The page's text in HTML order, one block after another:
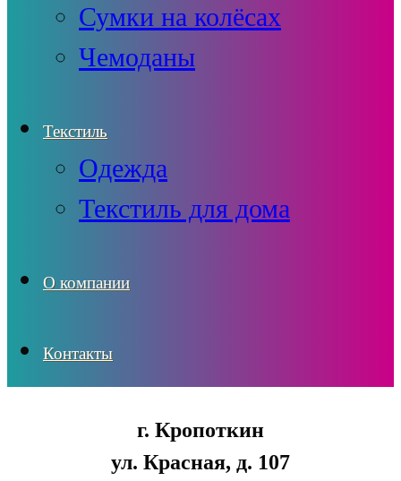
Сумки на колёсах
Чемоданы
Текстиль
Одежда
Текстиль для дома
О компании
Контакты
г. Кропоткин
ул. Красная, д. 107